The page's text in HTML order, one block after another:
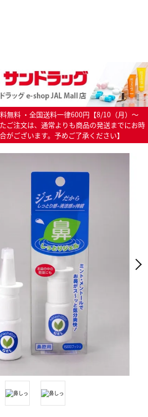
無料 ・全国送料一律600円【8/10（月）～
ご注文は、通常よりも商品の発送までにお時
がございます。予めご了承ください】